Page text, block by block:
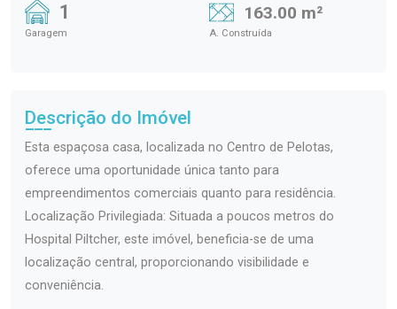
1
Garagem
163.00 m²
A. Construída
Descrição do Imóvel
Esta espaçosa casa, localizada no Centro de Pelotas,
oferece uma oportunidade única tanto para
empreendimentos comerciais quanto para residência.
Localização Privilegiada: Situada a poucos metros do
Hospital Piltcher, este imóvel, beneficia-se de uma
localização central, proporcionando visibilidade e
conveniência.